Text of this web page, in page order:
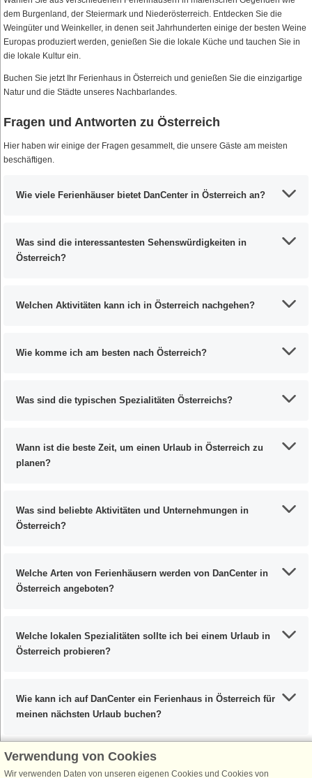
dem Burgenland, der Steiermark und Niederösterreich. Entdecken Sie die
Weingüter und Weinkeller, in denen seit Jahrhunderten einige der besten Weine
Europas produziert werden, genießen Sie die lokale Küche und tauchen Sie in
die lokale Kultur ein.
Buchen Sie jetzt Ihr Ferienhaus in Österreich und genießen Sie die einzigartige
Natur und die Städte unseres Nachbarlandes.
Fragen und Antworten zu Österreich
Hier haben wir einige der Fragen gesammelt, die unsere Gäste am meisten
beschäftigen.
Wie viele Ferienhäuser bietet DanCenter in Österreich an?
Was sind die interessantesten Sehenswürdigkeiten in
Österreich?
Welchen Aktivitäten kann ich in Österreich nachgehen?
Wie komme ich am besten nach Österreich?
Was sind die typischen Spezialitäten Österreichs?
Wann ist die beste Zeit, um einen Urlaub in Österreich zu
planen?
Was sind beliebte Aktivitäten und Unternehmungen in
Österreich?
Welche Arten von Ferienhäusern werden von DanCenter in
Österreich angeboten?
Welche lokalen Spezialitäten sollte ich bei einem Urlaub in
Österreich probieren?
Wie kann ich auf DanCenter ein Ferienhaus in Österreich für
meinen nächsten Urlaub buchen?
Verwendung von Cookies
Wir verwenden Daten von unseren eigenen Cookies und Cookies von